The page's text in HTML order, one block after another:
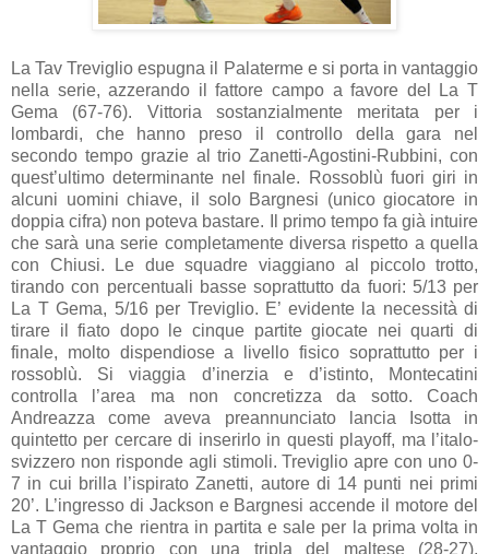
La Tav Treviglio espugna il Palaterme e si porta in vantaggio
nella serie, azzerando il fattore campo a favore del La T
Gema (67-76). Vittoria sostanzialmente meritata per i
lombardi, che hanno preso il controllo della gara nel
secondo tempo grazie al trio Zanetti-Agostini-Rubbini, con
quest’ultimo determinante nel finale. Rossoblù fuori giri in
alcuni uomini chiave, il solo Bargnesi (unico giocatore in
doppia cifra) non poteva bastare. Il primo tempo fa già intuire
che sarà una serie completamente diversa rispetto a quella
con Chiusi. Le due squadre viaggiano al piccolo trotto,
tirando con percentuali basse soprattutto da fuori: 5/13 per
La T Gema, 5/16 per Treviglio. E’ evidente la necessità di
tirare il fiato dopo le cinque partite giocate nei quarti di
finale, molto dispendiose a livello fisico soprattutto per i
rossoblù. Si viaggia d’inerzia e d’istinto, Montecatini
controlla l’area ma non concretizza da sotto. Coach
Andreazza come aveva preannunciato lancia Isotta in
quintetto per cercare di inserirlo in questi playoff, ma l’italo-
svizzero non risponde agli stimoli. Treviglio apre con uno 0-
7 in cui brilla l’ispirato Zanetti, autore di 14 punti nei primi
20’. L’ingresso di Jackson e Bargnesi accende il motore del
La T Gema che rientra in partita e sale per la prima volta in
vantaggio proprio con una tripla del maltese (28-27),